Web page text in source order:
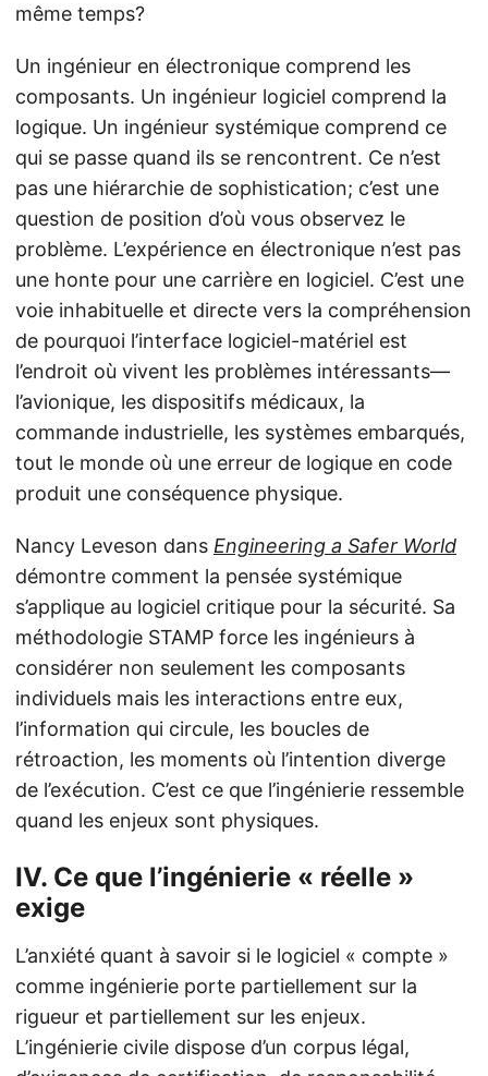
même temps?
Un ingénieur en électronique comprend les
composants. Un ingénieur logiciel comprend la
logique. Un ingénieur systémique comprend ce
qui se passe quand ils se rencontrent. Ce n’est
pas une hiérarchie de sophistication; c’est une
question de position d’où vous observez le
problème. L’expérience en électronique n’est pas
une honte pour une carrière en logiciel. C’est une
voie inhabituelle et directe vers la compréhension
de pourquoi l’interface logiciel-matériel est
l’endroit où vivent les problèmes intéressants—
l’avionique, les dispositifs médicaux, la
commande industrielle, les systèmes embarqués,
tout le monde où une erreur de logique en code
produit une conséquence physique.
Nancy Leveson dans Engineering a Safer World
démontre comment la pensée systémique
s’applique au logiciel critique pour la sécurité. Sa
méthodologie STAMP force les ingénieurs à
considérer non seulement les composants
individuels mais les interactions entre eux,
l’information qui circule, les boucles de
rétroaction, les moments où l’intention diverge
de l’exécution. C’est ce que l’ingénierie ressemble
quand les enjeux sont physiques.
IV. Ce que l’ingénierie « réelle »
exige
L’anxiété quant à savoir si le logiciel « compte »
comme ingénierie porte partiellement sur la
rigueur et partiellement sur les enjeux.
L’ingénierie civile dispose d’un corpus légal,